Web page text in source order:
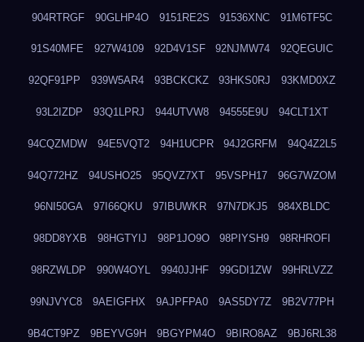
904RTRGF 90GLHP4O 9151RE2S 91536XNC 91M6TF5C
91S40MFE 927W4109 92D4V1SF 92NJMW74 92QEGUIC
92QF91PP 939W5AR4 93BCKCKZ 93HKS0RJ 93KMD0XZ
93L2IZDP 93Q1LPRJ 944UTVW8 94555E9U 94CLT1XT
94CQZMDW 94E5VQT2 94H1UCPR 94J2GRFM 94Q4Z2L5
94Q772HZ 94USHO25 95QVZ7XT 95VSPH17 96G7WZOM
96NI50GA 97I66QKU 97IBUWKR 97N7DKJ5 984XBLDC
98DD8YXB 98HGTYIJ 98P1JO9O 98PIYSH9 98RHROFI
98RZWLDP 990W4OYL 9940JJHF 99GDI1ZW 99HRLVZZ
99NJVYC8 9AEIGFHX 9AJPFPA0 9AS5DY7Z 9B2V77PH
9B4CT9PZ 9BEYVG9H 9BGYPM4O 9BIRO8AZ 9BJ6RL38